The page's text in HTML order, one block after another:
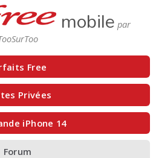
mobile
Free
Privées
iPhone 14
Forum